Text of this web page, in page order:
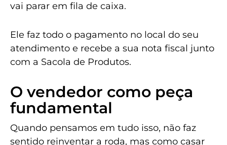
vai parar em fila de caixa.
Ele faz todo o pagamento no local do seu
atendimento e recebe a sua nota fiscal junto
com a Sacola de Produtos.
O vendedor como peça
fundamental
Quando pensamos em tudo isso, não faz
sentido reinventar a roda, mas como casar